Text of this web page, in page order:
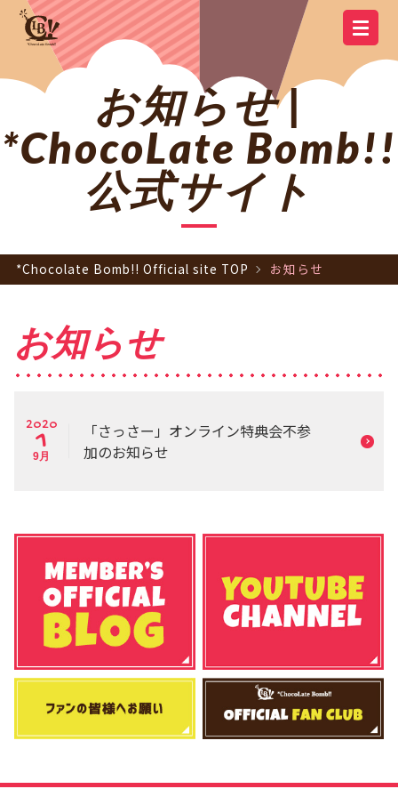
OFFICIAL SITE TOP
NEWS MEMBER
SCHEDULE DISCOGRAPHY
GOODS
Q&A CONTACT
YOUTUBE
CHANNEL
OFFICIAL LINE
OFFICIAL
TWITTER
お知らせ |
*ChocoLate Bomb!!
公式サイト
*Chocolate Bomb!! Official site TOP お知らせ
お知らせ
2020
1
9月
「さっさー」オンライン特典会不参
加のお知らせ